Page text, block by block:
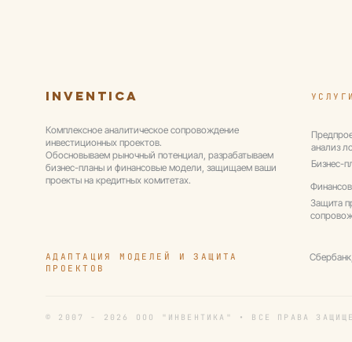
Inventica
анализ
Бизнес-
Защита
АДАПТАЦИЯ МОДЕЛЕЙ И ЗАЩИТА
ПРОЕКТОВ
© 2007 - 2026 ООО "ИНВЕНТИКА" • ВСЕ ПРАВА
Комплексное аналитическое сопровождение
инвестиционных проектов.
Обосновываем рыночный потенциал, разрабатываем
бизнес-планы и финансовые модели, защищаем ваши
проекты на кредитных комитетах.